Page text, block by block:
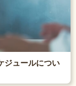
ジュールについ